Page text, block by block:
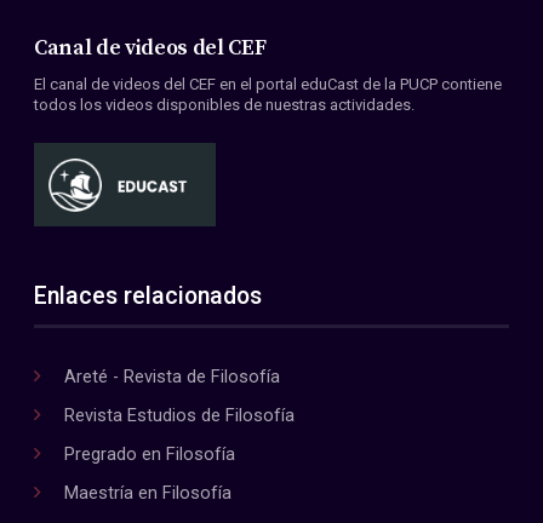
Canal de videos del CEF
El canal de videos del CEF en el portal eduCast de la PUCP contiene
todos los videos disponibles de nuestras actividades.
Enlaces relacionados
Areté - Revista de Filosofía
Revista Estudios de Filosofía
Pregrado en Filosofía
Maestría en Filosofía